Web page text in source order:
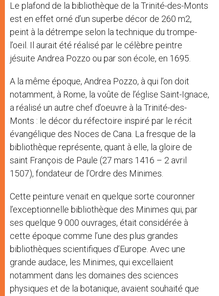
Le plafond de la bibliothèque de la Trinité-des-Monts
est en effet orné d’un superbe décor de 260 m2,
peint à la détrempe selon la technique du trompe-
l’oeil. Il aurait été réalisé par le célèbre peintre
jésuite Andrea Pozzo ou par son école, en 1695.
A la même époque, Andrea Pozzo, à qui l’on doit
notamment, à Rome, la voûte de l’église Saint-Ignace,
a réalisé un autre chef d’oeuvre à la Trinité-des-
Monts : le décor du réfectoire inspiré par le récit
évangélique des Noces de Cana. La fresque de la
bibliothèque représente, quant à elle, la gloire de
saint François de Paule (27 mars 1416 – 2 avril
1507), fondateur de l’Ordre des Minimes.
Cette peinture venait en quelque sorte couronner
l’exceptionnelle bibliothèque des Minimes qui, par
ses quelque 9 000 ouvrages, était considérée à
cette époque comme l’une des plus grandes
bibliothèques scientifiques d’Europe. Avec une
grande audace, les Minimes, qui excellaient
notamment dans les domaines des sciences
physiques et de la botanique, avaient souhaité que